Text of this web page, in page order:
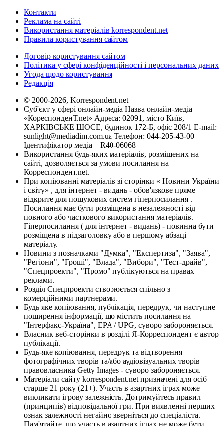
Контакти
Реклама на сайті
Використання матеріалів korrespondent.net
Правила користування сайтом
Договір користування сайтом
Політика у сфері конфіденційності і персональних даних
Угода щодо користування
Редакція
© 2000-2026, Korrespondent.net
Суб'єкт у сфері онлайн-медіа Назва онлайн-медіа –
«КореспонденТ.net» Адреса: 02091, місто Київ,
ХАРКІВСЬКЕ ШОСЕ, будинок 172-Б, офіс 208/1 E-mail:
sunlight@mediadim.com.ua Телефон: 044-205-43-00
Ідентифікатор медіа – R40-06068
Використання будь-яких матеріалів, розміщених на
сайті, дозволяється за умови посилання на
Корреспондент.net.
При копіюванні матеріалів зі сторінки « Новини України
і світу» , для інтернет - видань - обов'язкове пряме
відкрите для пошукових систем гіперпосилання .
Посилання має бути розміщена в незалежності від
повного або часткового використання матеріалів.
Гіперпосилання ( для інтернет - видань) - повинна бути
розміщена в підзаголовку або в першому абзаці
матеріалу.
Новини з позначками "Думка", "Експертиза", "Заява",
"Регіони", "Гроші", "Влада", "Вибори", "Тест-драйв",
"Спецпроекти", "Промо" публікуються на правах
реклами.
Розділ Спецпроекти створюється спільно з
комерційними партнерами.
Будь яке копіювання, публікація, передрук, чи наступне
поширення інформації, що містить посилання на
"Інтерфакс-Україна", EPA / UPG, суворо забороняється.
Власник веб-сторінки в розділі Я-Корреспондент є автор
публікації.
Будь-яке копіювання, передрук та відтворення
фотографічних творів та/або аудіовізуальних творів
правовласника Getty Images - суворо забороняється.
Матеріали сайту korrespondent.net призначені для осіб
старше 21 року (21+). Участь в азартних іграх може
викликати ігрову залежність. Дотримуйтесь правил
(принципів) відповідальної гри. При виявленні перших
ознак залежності негайно зверніться до спеціаліста.
Пам'ятайте, що участь в азартних іграх не може бути